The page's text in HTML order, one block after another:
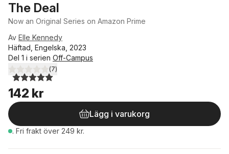
The Deal
Now an Original Series on Amazon Prime
Av Elle Kennedy
Häftad, Engelska, 2023
Del 1 i serien Off-Campus
5,0utav 5 stjärnor. Totalt antal röster:
(7)
142 kr
Lägg i varukorg
. Fri frakt över 249 kr.